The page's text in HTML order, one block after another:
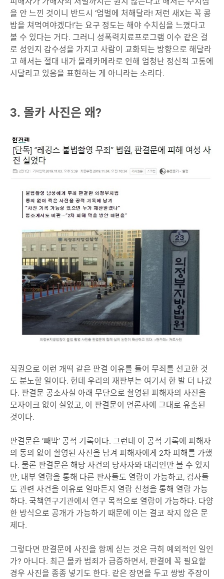
을 안 느낀 것이니 반드시 ‘엄벌에 처해달라! 저런 새X는 꼭 콩
밥을 쳐먹여야겠다!’는 요구 정도는 해야 수치심을 느꼈다고
볼 수 있다는 거다. 그러니 성폭력치료프로그램 이수 같은 걸
로 성인지 감수성을 가지고 사람이 교화되는 방향으로 해달라
고 해서는 절대 내가 몰래카메라로 인해 엄청난 정신적 고통에
시달리고 있음을 표현하는 게 아니라는 소리다.
3. 몰카 사진은 왜?
직권으로 이런 개떡 같은 판결 이유를 들어 무죄를 선고한 것
도 분노할 일이다. 헌데 우리의 재판부는 여기서 한 발 더 나갔
다. 판결문 공소사실 아래 무단으로 촬영된 피해자의 사진을
모자이크 없이 실었고, 이 판결문이 언론사에 그대로 유출된
것이다.
판결문은 ‘빼박’ 공적 기록이다. 그런데 이 공적 기록에 피해자
의 동의 없이 촬영된 사진을 남겨 피해자에게 2차 피해를 가했
다. 물론 판결문은 해당 사건의 당사자와 대리인만 볼 수 있지
만, 내부 열람을 통해 다른 판사들도 열람이 가능하고, 검사들
도 관련 사건을 이유로 얼마든지 열람 신청을 통해 열람 가능
하다. 국책연구기관에서 연구 목적으로 열람이 가능하다. 다양
한 방식으로 공개가 가능하기 때문에 이는 결코 작지 않은 문
제다.
그렇다면 판결문에 사진을 함께 싣는 것은 극히 예외적인 일인
가? 아니다. 최근 몰카 범죄가 급증하면서, 판결에 꼭 필요할
경우 사진을 종종 넣기도 한다. 같은 장면을 두고 쌍방 주장이